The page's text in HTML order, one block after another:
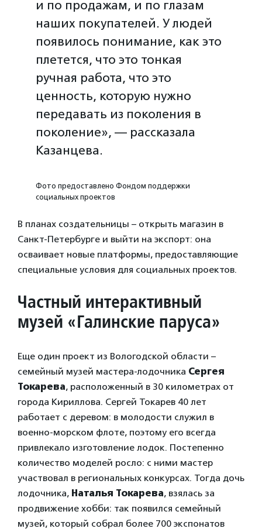
и по продажам, и по глазам
наших покупателей. У людей
появилось понимание, как это
плетется, что это тонкая
ручная работа, что это
ценность, которую нужно
передавать из поколения в
поколение», — рассказала
Казанцева.
Фото предоставлено Фондом поддержки
социальных проектов
В планах создательницы – открыть магазин в
Санкт-Петербурге и выйти на экспорт: она
осваивает новые платформы, предоставляющие
специальные условия для социальных проектов.
Частный интерактивный
музей «Галинские паруса»
Еще один проект из Вологодской области –
семейный музей мастера-лодочника Сергея
Токарева, расположенный в 30 километрах от
города Кириллова. Сергей Токарев 40 лет
работает с деревом: в молодости служил в
военно-морском флоте, поэтому его всегда
привлекало изготовление лодок. Постепенно
количество моделей росло: с ними мастер
участвовал в региональных конкурсах. Тогда дочь
лодочника, Наталья Токарева, взялась за
продвижение хобби: так появился семейный
музей, который собрал более 700 экспонатов